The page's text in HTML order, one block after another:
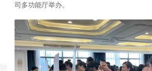
司多功能厅举办。